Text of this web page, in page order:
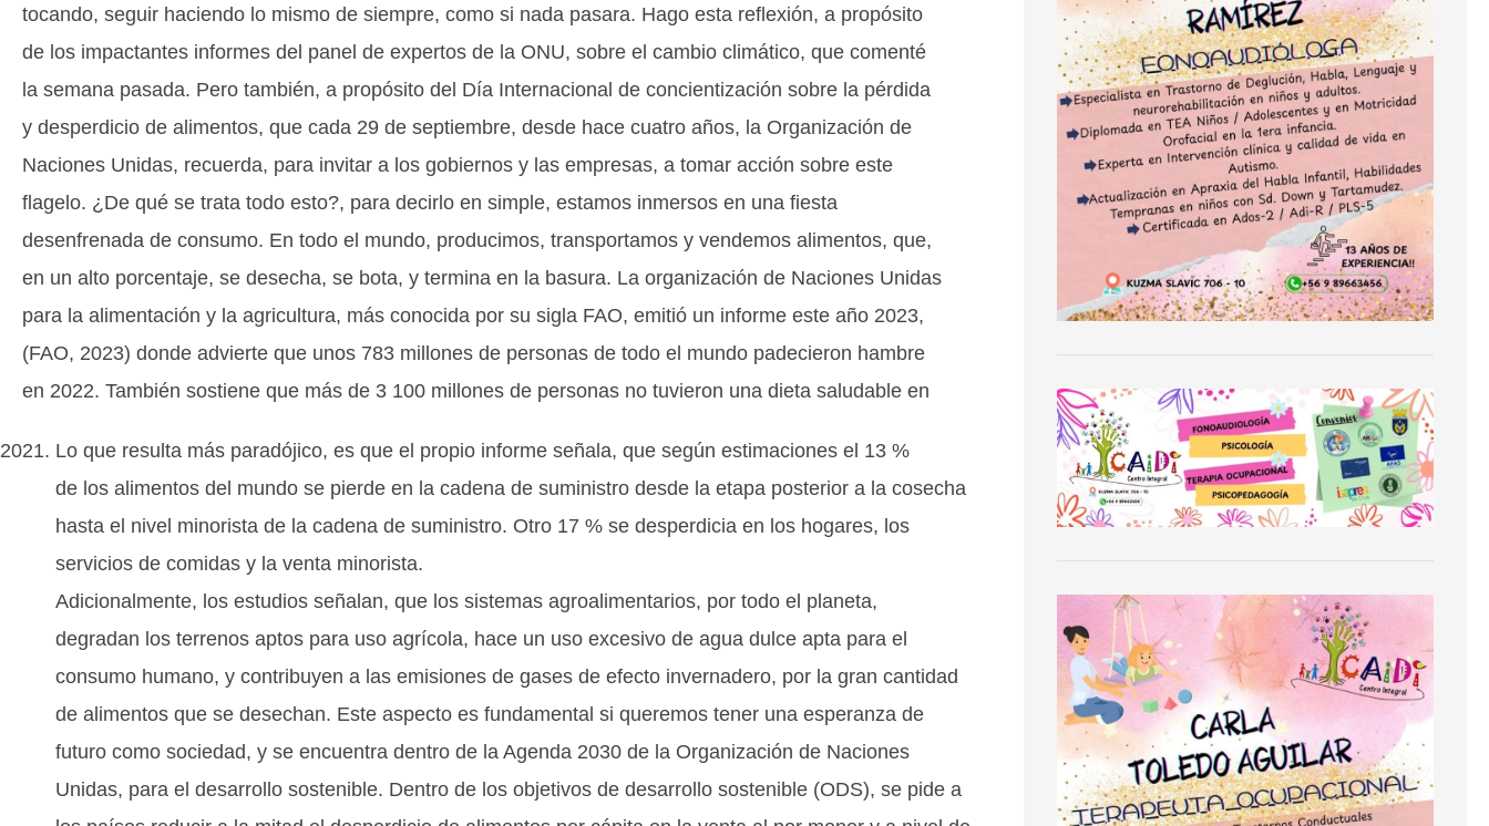
tocando, seguir haciendo lo mismo de siempre, como si nada pasara. Hago esta reflexión, a propósito
de los impactantes informes del panel de expertos de la ONU, sobre el cambio climático, que comenté
la semana pasada. Pero también, a propósito del Día Internacional de concientización sobre la pérdida
y desperdicio de alimentos, que cada 29 de septiembre, desde hace cuatro años, la Organización de
Naciones Unidas, recuerda, para invitar a los gobiernos y las empresas, a tomar acción sobre este
flagelo. ¿De qué se trata todo esto?, para decirlo en simple, estamos inmersos en una fiesta
desenfrenada de consumo. En todo el mundo, producimos, transportamos y vendemos alimentos, que,
en un alto porcentaje, se desecha, se bota, y termina en la basura. La organización de Naciones Unidas
para la alimentación y la agricultura, más conocida por su sigla FAO, emitió un informe este año 2023,
(FAO, 2023) donde advierte que unos 783 millones de personas de todo el mundo padecieron hambre
en 2022. También sostiene que más de 3 100 millones de personas no tuvieron una dieta saludable en
Lo que resulta más paradójico, es que el propio informe señala, que según estimaciones el 13 %
de los alimentos del mundo se pierde en la cadena de suministro desde la etapa posterior a la cosecha
hasta el nivel minorista de la cadena de suministro. Otro 17 % se desperdicia en los hogares, los
servicios de comidas y la venta minorista.
Adicionalmente, los estudios señalan, que los sistemas agroalimentarios, por todo el planeta,
degradan los terrenos aptos para uso agrícola, hace un uso excesivo de agua dulce apta para el
consumo humano, y contribuyen a las emisiones de gases de efecto invernadero, por la gran cantidad
de alimentos que se desechan. Este aspecto es fundamental si queremos tener una esperanza de
futuro como sociedad, y se encuentra dentro de la Agenda 2030 de la Organización de Naciones
Unidas, para el desarrollo sostenible. Dentro de los objetivos de desarrollo sostenible (ODS), se pide a